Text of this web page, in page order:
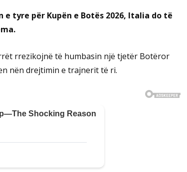
tyre për Kupën e Botës 2026, Italia do të
rrezikojnë të humbasin një tjetër Botëror
nën drejtimin e trajnerit të ri.